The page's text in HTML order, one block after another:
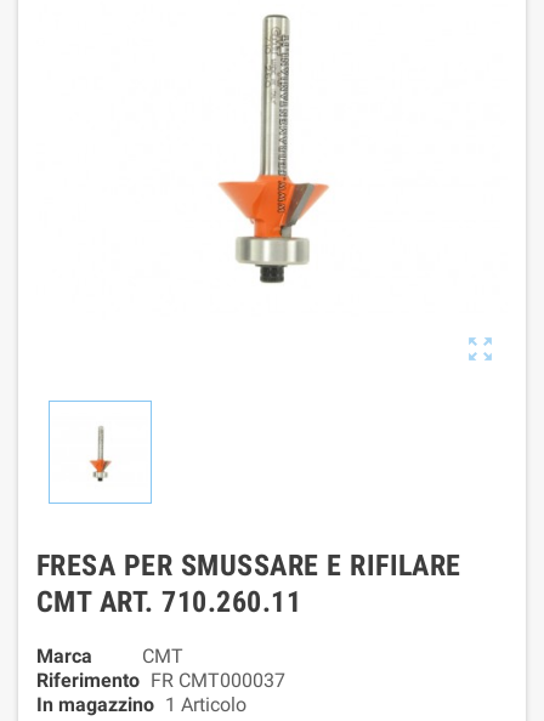

FRESA PER SMUSSARE E RIFILARE
CMT ART. 710.260.11
Marca
CMT
Riferimento FR CMT000037
In magazzino 1 Articolo